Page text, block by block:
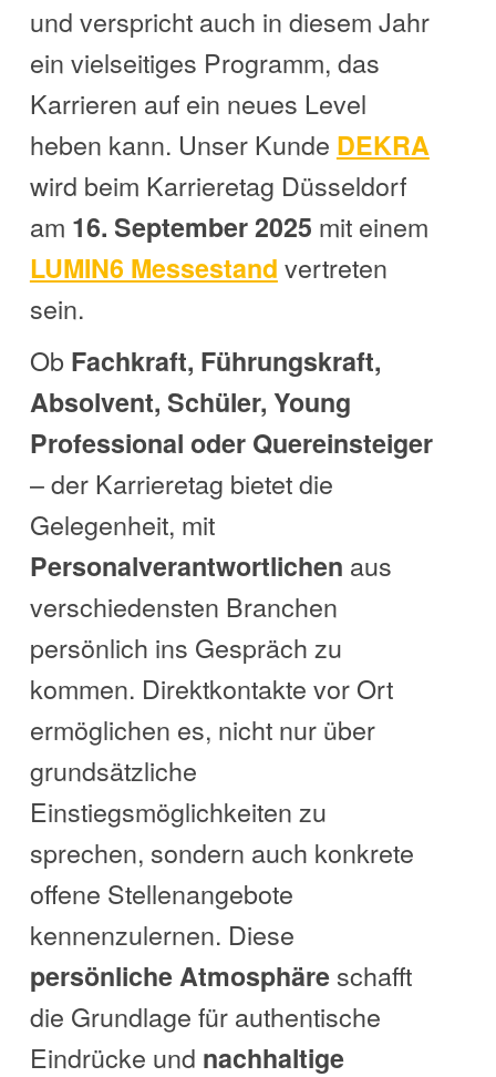
und verspricht auch in diesem Jahr
ein vielseitiges Programm, das
Karrieren auf ein neues Level
heben kann. Unser Kunde DEKRA
wird beim Karrieretag Düsseldorf
am 16. September 2025 mit einem
LUMIN6 Messestand vertreten
sein.
Ob Fachkraft, Führungskraft,
Absolvent, Schüler, Young
Professional oder Quereinsteiger
– der Karrieretag bietet die
Gelegenheit, mit
Personalverantwortlichen aus
verschiedensten Branchen
persönlich ins Gespräch zu
kommen. Direktkontakte vor Ort
ermöglichen es, nicht nur über
grundsätzliche
Einstiegsmöglichkeiten zu
sprechen, sondern auch konkrete
offene Stellenangebote
kennenzulernen. Diese
persönliche Atmosphäreschafft
die Grundlage für authentische
Eindrücke und nachhaltige